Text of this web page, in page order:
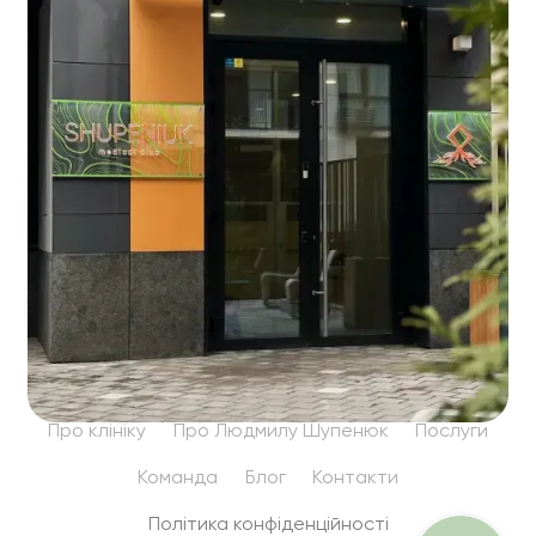
Про клініку Про Людмилу Шупенюк Послуги
Команда Блог Контакти
Політика конфіденційності